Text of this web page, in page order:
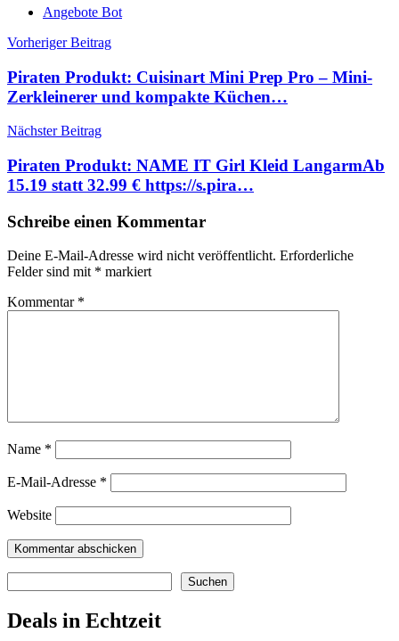
Angebote Bot
Beitragsnavigation
Vorheriger Beitrag
Piraten Produkt: Cuisinart Mini Prep Pro – Mini-
Zerkleinerer und kompakte Küchen…
Nächster Beitrag
Piraten Produkt: NAME IT Girl Kleid LangarmАb
15.19 statt 32.99 € https://s.pira…
Schreibe einen Kommentar
Deine E-Mail-Adresse wird nicht veröffentlicht. Erforderliche
Felder sind mit * markiert
Kommentar *
Name *
E-Mail-Adresse *
Website
Suchen
Deals in Echtzeit